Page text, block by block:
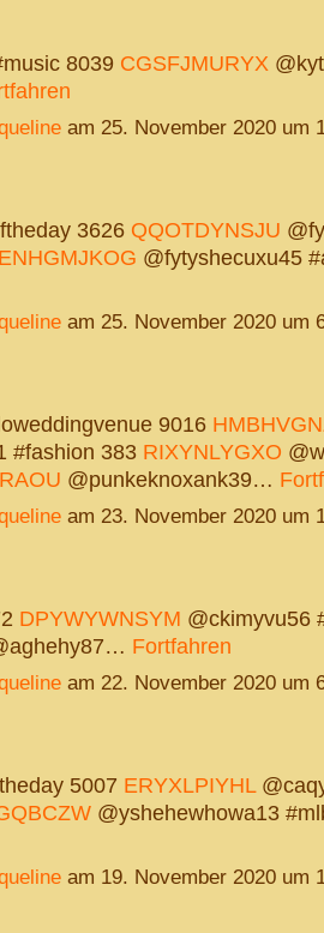
8039 CGSFJMURYX
am 25. November 2020 um
3626 QQOTDYNSJU
@fytyshecuxu45
am 25. November 2020 um
9016
#fashion 383 RIXYNLYGXO
@punkeknoxank39…
am 23. November 2020 um
DPYWYWNSYM @ckimyvu56
Fortfahren
am 22. November 2020 um
5007 ERYXLPIYHL
@yshehewhowa13
am 19. November 2020 um